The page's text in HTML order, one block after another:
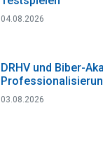
04.08.2026
DRHV und Biber-
03.08.2026